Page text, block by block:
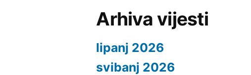
Arhiva vijesti
lipanj 2026
svibanj 2026